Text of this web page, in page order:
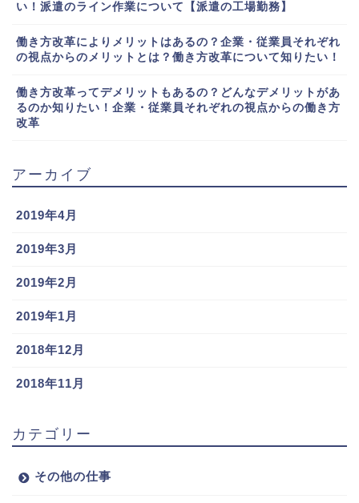
い！派遣のライン作業について【派遣の工場勤務】
働き方改革によりメリットはあるの？企業・従業員それぞれ
の視点からのメリットとは？働き方改革について知りたい！
働き方改革ってデメリットもあるの？どんなデメリットがあ
るのか知りたい！企業・従業員それぞれの視点からの働き方
改革
アーカイブ
2019年4月
2019年3月
2019年2月
2019年1月
2018年12月
2018年11月
カテゴリー
その他の仕事